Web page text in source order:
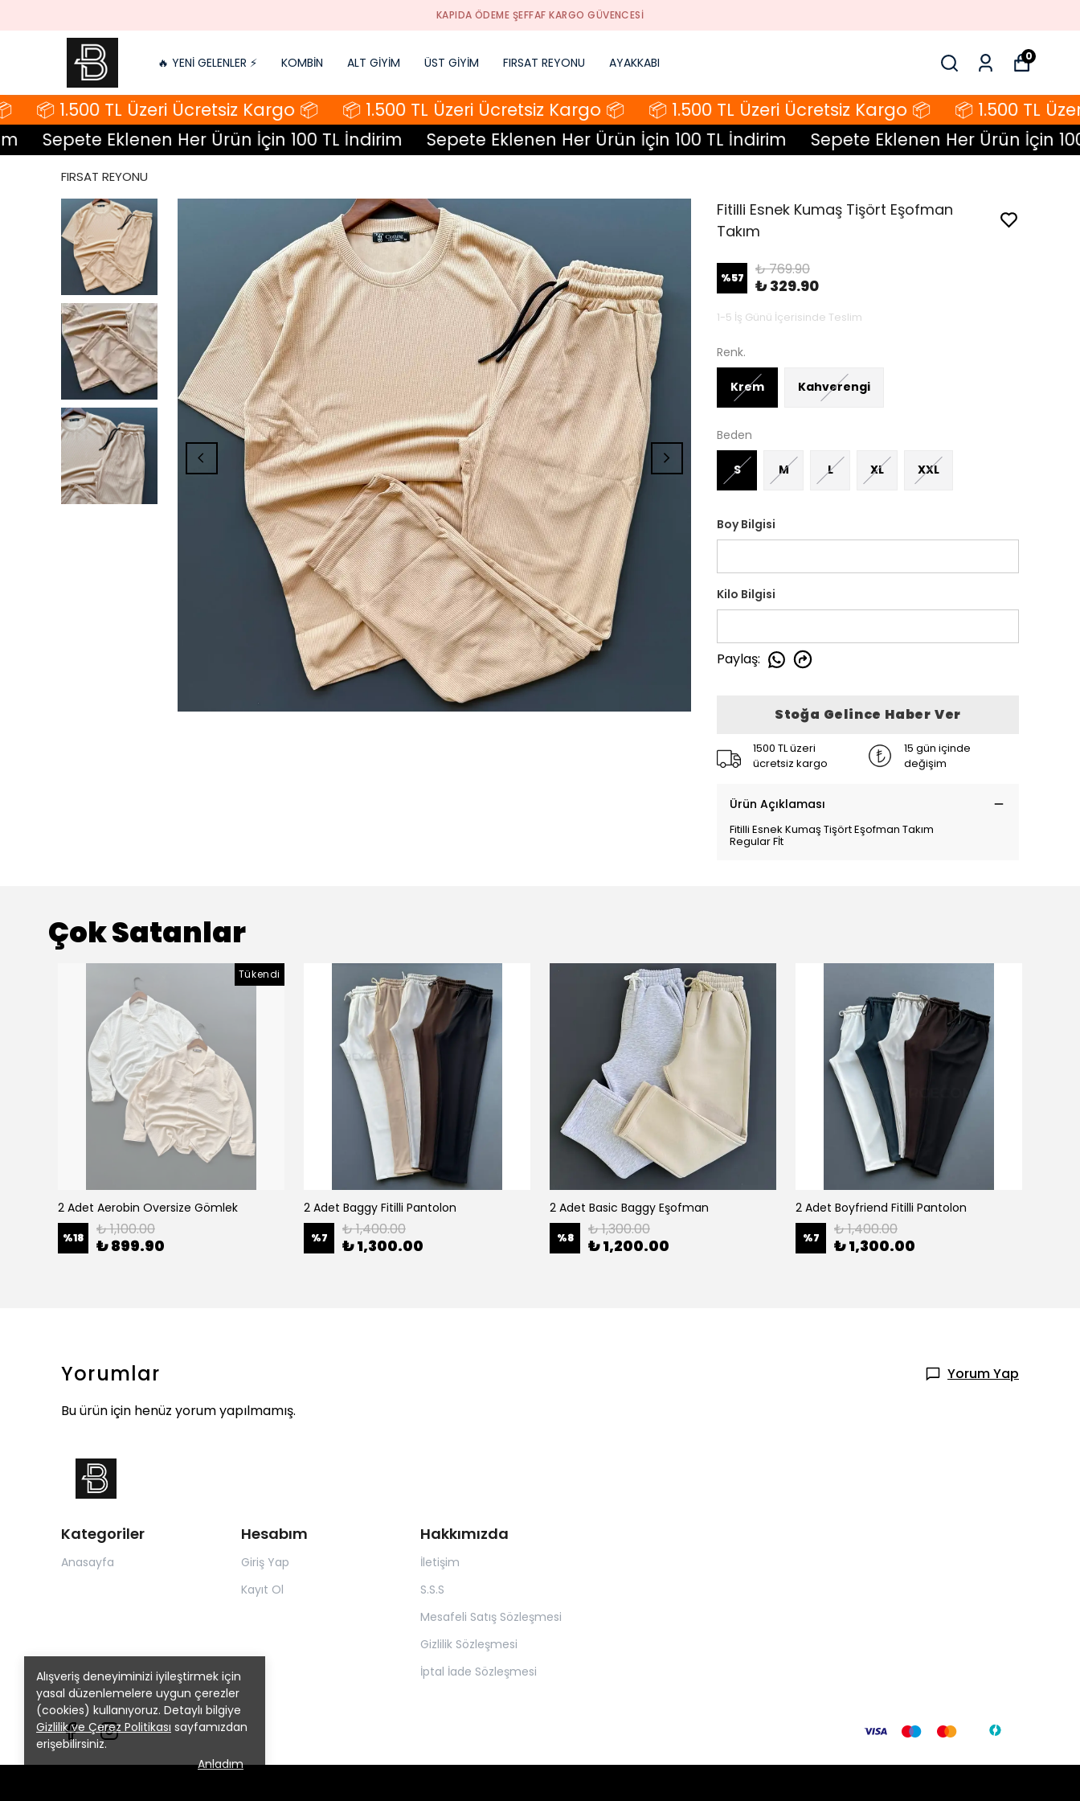
KAPIDA ÖDEME ŞEFFAF KARGO GÜVENCESI
🔥 YENİ GELENLER ⚡️ KOMBİN ALT GİYİM ÜST GİYİM FIRSAT REYONU AYAKKABI 0
Alışveriş deneyiminizi iyileştirmek için
yasal düzenlemelere uygun çerezler
(cookies) kullanıyoruz. Detaylı bilgiye
Gizlilik ve Çerez Politikası sayfamızdan
erişebilirsiniz.
Anladım
📦 1.500 TL Üzeri Ücretsiz Kargo 📦 📦 1.500 TL Üzeri Ücretsiz Kargo 📦 📦 1.500 TL Üzeri Ücretsiz Kargo 📦
📦 1.500 TL
Sepete Eklenen Her Ürün İçin 100 TL İndirim
Sepete Eklenen Her Ürün İçin 100 TL İndirim Sepete Eklenen Her Ürün İçin 100
FIRSAT REYONU
Fitilli Esnek Kumaş Tişört Eşofman
Takım
%57 ₺ 769.90
₺ 329.90
1-5 İş Günü İçerisinde Teslim
Renk.
Krem Kahverengi
Beden
S M L XL XXL
Boy Bilgisi
Kilo Bilgisi
Paylaş:
Stoğa Gelince Haber Ver
1500 TL üzeri
ücretsiz kargo
15 gün içinde
değişim
Ürün Açıklaması
Fitilli Esnek Kumaş Tişört Eşofman Takım
Regular Fİt
Çok Satanlar
Tükendi
2 Adet Aerobin Oversize Gömlek
%18 ₺ 1,100.00
₺ 899.90
2 Adet Baggy Fitilli Pantolon
%7 ₺ 1,400.00
₺ 1,300.00
2 Adet Basic Baggy Eşofman
%8 ₺ 1,300.00
₺ 1,200.00
2 Adet Boyfriend Fitilli Pantolon
%7 ₺ 1,400.00
₺ 1,300.00
Yorumlar
Yorum Yap
Bu ürün için henüz yorum yapılmamış.
Kategoriler
Anasayfa
Hesabım
Giriş Yap
Kayıt Ol
Hakkımızda
İletişim
S.S.S
Mesafeli Satış Sözleşmesi
Gizlilik Sözleşmesi
İptal İade Sözleşmesi